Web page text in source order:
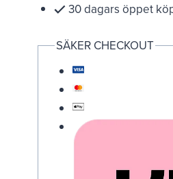
30 dagars öppet
SÄKER CHECKOUT